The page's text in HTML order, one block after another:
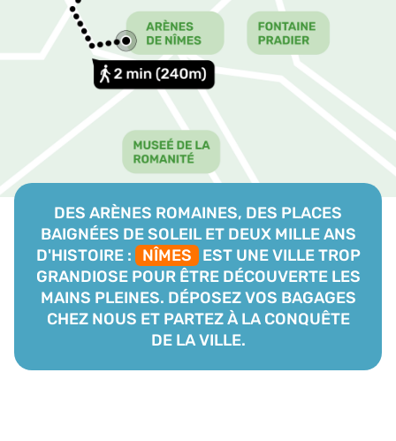
DES ARÈNES ROMAINES, DES PLACES
BAIGNÉES DE SOLEIL ET DEUX MILLE ANS
D'HISTOIRE :
NÎMES EST UNE VILLE TROP
GRANDIOSE POUR ÊTRE DÉCOUVERTE LES
MAINS PLEINES. DÉPOSEZ VOS BAGAGES
CHEZ NOUS ET PARTEZ À LA CONQUÊTE
DE LA VILLE.